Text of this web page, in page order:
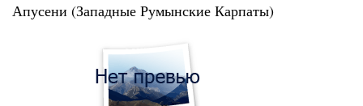
Апусени (Западные Румынские Карпаты)